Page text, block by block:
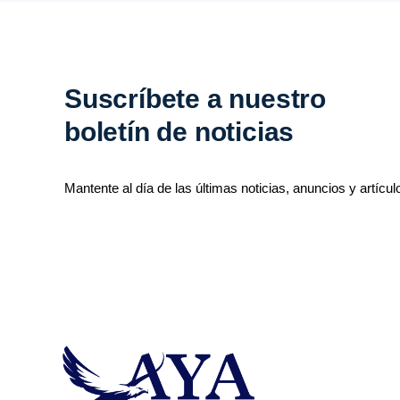
Suscríbete a nuestro
boletín de noticias
Mantente al día de las últimas noticias, anuncios y